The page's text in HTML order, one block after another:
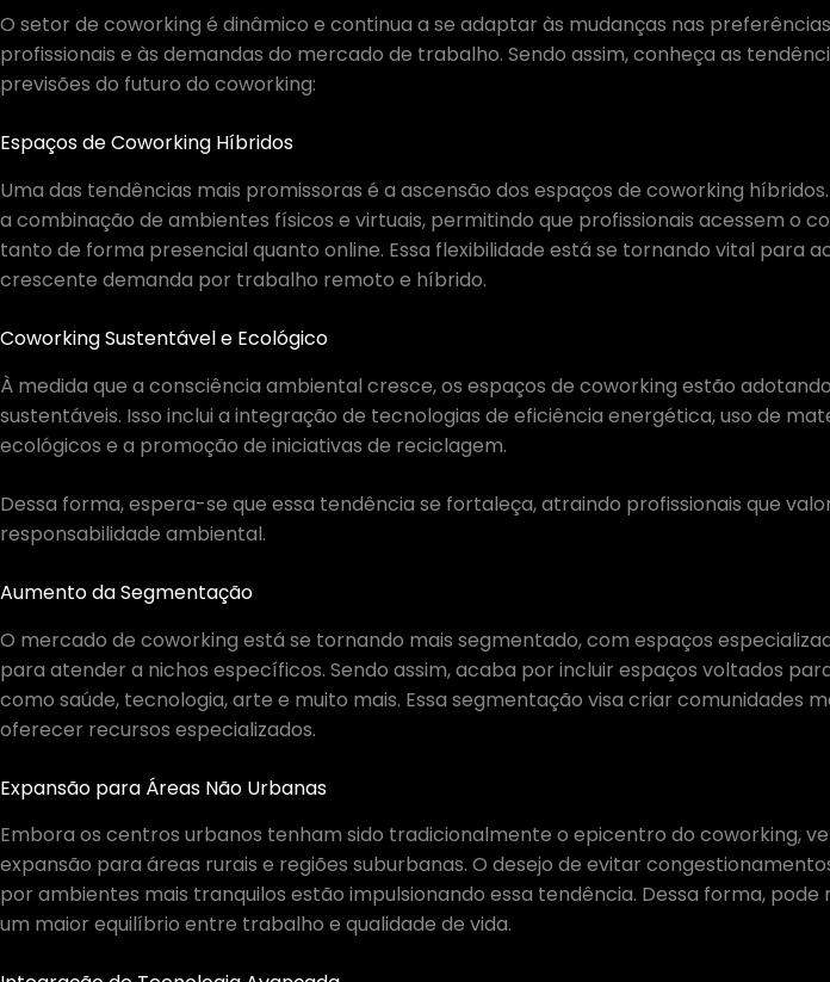
O setor de coworking é dinâmico e continua a se adaptar às mudanças nas
profissionais e às demandas do mercado de trabalho. Sendo assim, conheça as
previsões do futuro do coworking:
Espaços de Coworking Híbridos
Uma das tendências mais promissoras é a ascensão dos espaços de coworking
a combinação de ambientes físicos e virtuais, permitindo que profissionais acessem o
tanto de forma presencial quanto online. Essa flexibilidade está se tornando vital para
crescente demanda por trabalho remoto e híbrido.
Coworking Sustentável e Ecológico
À medida que a consciência ambiental cresce, os espaços de coworking estão
sustentáveis. Isso inclui a integração de tecnologias de eficiência energética, uso de
ecológicos e a promoção de iniciativas de reciclagem.
Dessa forma, espera-se que essa tendência se fortaleça, atraindo profissionais que
responsabilidade ambiental.
Aumento da Segmentação
O mercado de coworking está se tornando mais segmentado, com espaços
para atender a nichos específicos. Sendo assim, acaba por incluir espaços voltados
como saúde, tecnologia, arte e muito mais. Essa segmentação visa criar comunidades
oferecer recursos especializados.
Expansão para Áreas Não Urbanas
Embora os centros urbanos tenham sido tradicionalmente o epicentro do coworking,
expansão para áreas rurais e regiões suburbanas. O desejo de evitar
por ambientes mais tranquilos estão impulsionando essa tendência. Dessa forma, pode
um maior equilíbrio entre trabalho e qualidade de vida.